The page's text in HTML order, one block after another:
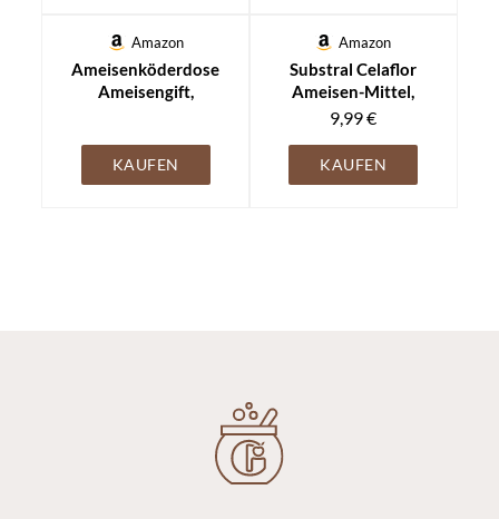
für Rasen - Wirkt
sofort, leichte
Anwendung
Außenbereich
einsetzbar - 600 g
Amazon
Ameisenköderdose
Ameisengift,
Ameisenköder,
Ameisenköderdose
KAUFEN
Amazon
Substral Celaflor
Ameisen-Mittel,
staubfreies
gute Lockwirkung und
zuverlässige
9,99 €
KAUFEN